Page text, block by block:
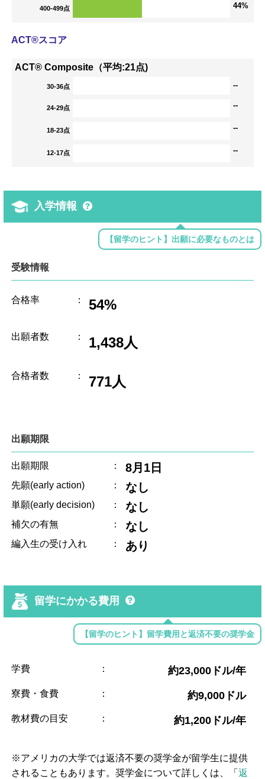
400-499点 44%
ACT®スコア
ACT® Composite（平均:21点)
30-36点 --
24-29点 --
18-23点 --
12-17点 --
入学情報
【留学のヒント】出願に必要なものとは
受験情報
合格率 ： 54%
出願者数 ： 1,438人
合格者数 ： 771人
出願期限
出願期限 ： 8月1日
先願(early action) ： なし
単願(early decision) ： なし
補欠の有無 ： なし
編入生の受け入れ ： あり
留学にかかる費用
【留学のヒント】留学費用と返済不要の奨学金
学費 ： 約23,000ドル/年
寮費・食費 ： 約9,000ドル
教材費の目安 ： 約1,200ドル/年
※アメリカの大学では返済不要の奨学金が留学生に提供
されることもあります。奨学金について詳しくは、「返